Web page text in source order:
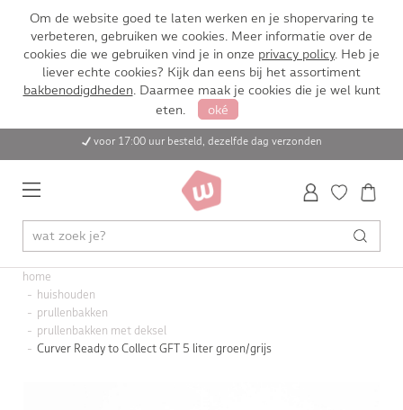
Om de website goed te laten werken en je shopervaring te
verbeteren, gebruiken we cookies. Meer informatie over de
cookies die we gebruiken vind je in onze privacy policy. Heb je
liever echte cookies? Kijk dan eens bij het assortiment
bakbenodigdheden. Daarmee maak je cookies die je wel kunt
eten.
oké
voor 17:00 uur besteld, dezelfde dag verzonden
home
huishouden
prullenbakken
prullenbakken met deksel
Curver Ready to Collect GFT 5 liter groen/grijs